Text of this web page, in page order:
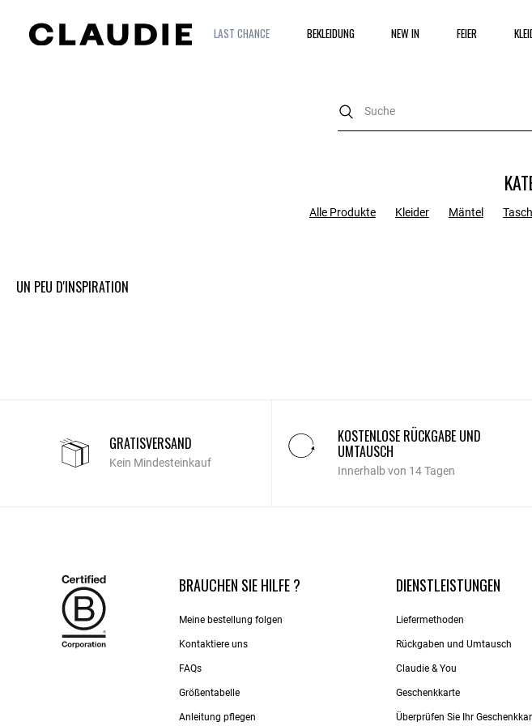
LAST CHANCE BEKLEIDUNG NEW IN FEIER
Alle Produkte Kleider Mäntel
UN PEU D'INSPIRATION
GRATISVERSAND
Kein Mindesteinkauf
KOSTENLOSE RÜCKGABE UND
UMTAUSCH
Innerhalb von 14 Tagen
BRAUCHEN SIE HILFE ?
Meine bestellung folgen
Kontaktiere uns​
FAQs
Größentabelle
Anleitung pflegen
DIENSTLEISTUNGEN
Liefermethoden
Rückgaben und Umtausch
Claudie & You
Geschenkkarte
Überprüfen Sie Ihr